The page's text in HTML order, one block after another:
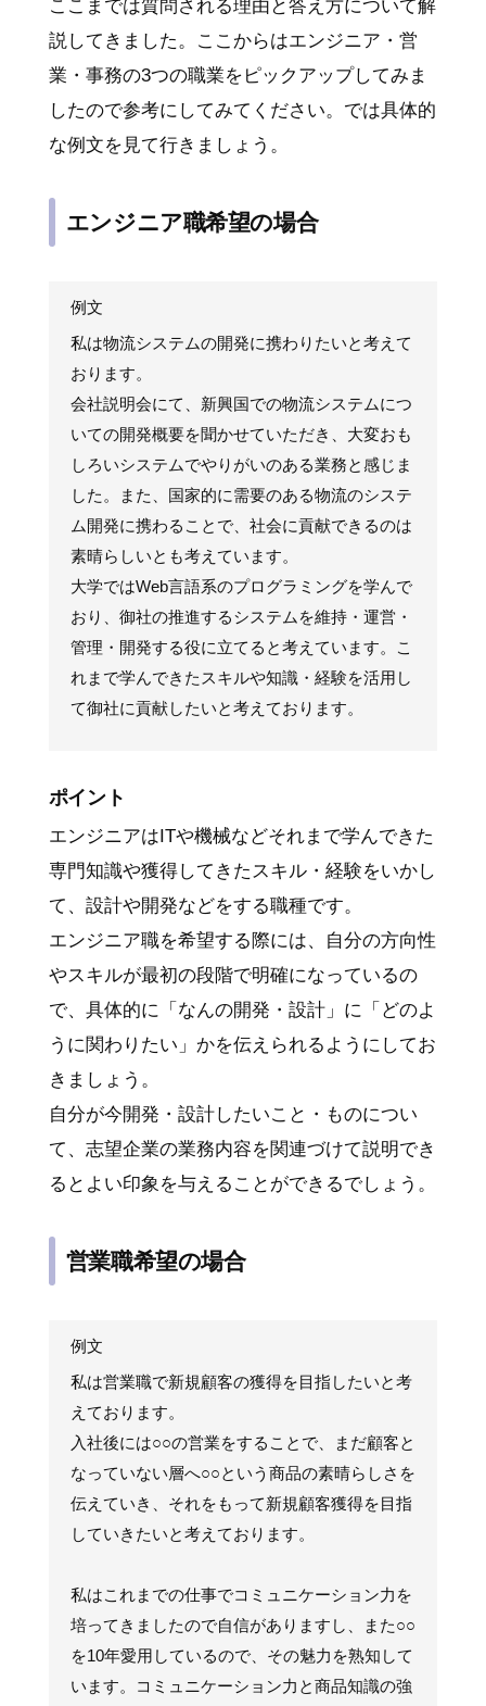
ここまでは質問される理由と答え方について解
説してきました。ここからはエンジニア・営
業・事務の3つの職業をピックアップしてみま
したので参考にしてみてください。では具体的
な例文を見て行きましょう。
エンジニア職希望の場合
例文
私は物流システムの開発に携わりたいと考えて
おります。
会社説明会にて、新興国での物流システムにつ
いての開発概要を聞かせていただき、大変おも
しろいシステムでやりがいのある業務と感じま
した。また、国家的に需要のある物流のシステ
ム開発に携わることで、社会に貢献できるのは
素晴らしいとも考えています。
大学ではWeb言語系のプログラミングを学んで
おり、御社の推進するシステムを維持・運営・
管理・開発する役に立てると考えています。こ
れまで学んできたスキルや知識・経験を活用し
て御社に貢献したいと考えております。
ポイント
エンジニアはITや機械などそれまで学んできた
専門知識や獲得してきたスキル・経験をいかし
て、設計や開発などをする職種です。
エンジニア職を希望する際には、自分の方向性
やスキルが最初の段階で明確になっているの
で、具体的に「なんの開発・設計」に「どのよ
うに関わりたい」かを伝えられるようにしてお
きましょう。
自分が今開発・設計したいこと・ものについ
て、志望企業の業務内容を関連づけて説明でき
るとよい印象を与えることができるでしょう。
営業職希望の場合
例文
私は営業職で新規顧客の獲得を目指したいと考
えております。
入社後には○○の営業をすることで、まだ顧客と
なっていない層へ○○という商品の素晴らしさを
伝えていき、それをもって新規顧客獲得を目指
していきたいと考えております。
私はこれまでの仕事でコミュニケーション力を
培ってきましたので自信がありますし、また○○
を10年愛用しているので、その魅力を熟知して
います。コミュニケーション力と商品知識の強